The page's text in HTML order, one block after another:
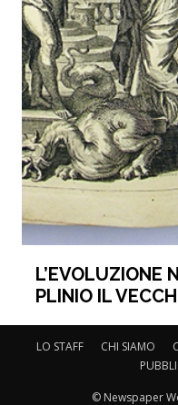
L’EVOLUZIONE
PLINIO IL
LO STAFF CHI SIAMO
© Newspaper